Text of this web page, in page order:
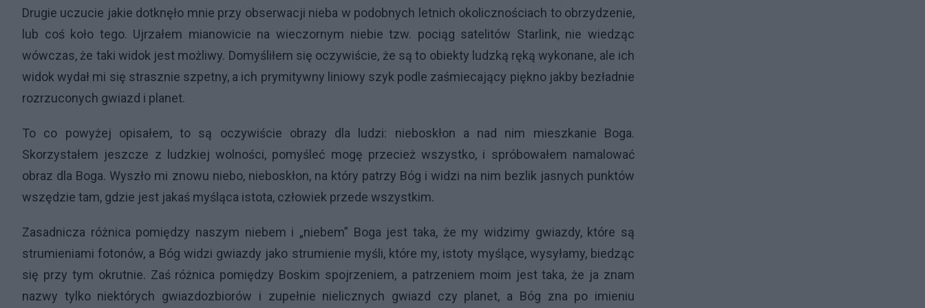
Drugie uczucie jakie dotknęło mnie przy obserwacji nieba w podobnych letnich okolicznościach to obrzydzenie,
lub coś koło tego. Ujrzałem mianowicie na wieczornym niebie tzw. pociąg satelitów Starlink, nie wiedząc
wówczas, że taki widok jest możliwy. Domyśliłem się oczywiście, że są to obiekty ludzką ręką wykonane, ale ich
widok wydał mi się strasznie szpetny, a ich prymitywny liniowy szyk podle zaśmiecający piękno jakby bezładnie
rozrzuconych gwiazd i planet.
To co powyżej opisałem, to są oczywiście obrazy dla ludzi: nieboskłon a nad nim mieszkanie Boga.
Skorzystałem jeszcze z ludzkiej wolności, pomyśleć mogę przecież wszystko, i spróbowałem namalować
obraz dla Boga. Wyszło mi znowu niebo, nieboskłon, na który patrzy Bóg i widzi na nim bezlik jasnych punktów
wszędzie tam, gdzie jest jakaś myśląca istota, człowiek przede wszystkim.
Zasadnicza różnica pomiędzy naszym niebem i „niebem” Boga jest taka, że my widzimy gwiazdy, które są
strumieniami fotonów, a Bóg widzi gwiazdy jako strumienie myśli, które my, istoty myślące, wysyłamy, biedząc
się przy tym okrutnie. Zaś różnica pomiędzy Boskim spojrzeniem, a patrzeniem moim jest taka, że ja znam
nazwy tylko niektórych gwiazdozbiorów i zupełnie nielicznych gwiazd czy planet, a Bóg zna po imieniu